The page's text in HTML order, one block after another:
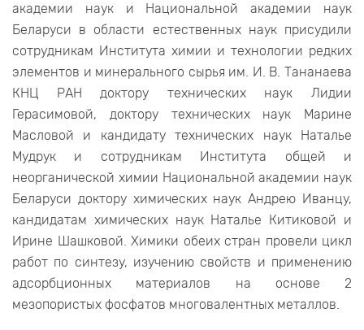
академии наук и Национальной академии наук
Беларуси в области естественных наук присудили
сотрудникам Института химии и технологии редких
элементов и минерального сырья им. И. В. Тананаева
КНЦ РАН доктору технических наук Лидии
Герасимовой, доктору технических наук Марине
Масловой и кандидату технических наук Наталье
Мудрук и сотрудникам Института общей и
неорганической химии Национальной академии наук
Беларуси доктору химических наук Андрею Иванцу,
кандидатам химических наук Наталье Китиковой и
Ирине Шашковой. Химики обеих стран провели цикл
работ по синтезу, изучению свойств и применению
адсорбционных материалов на основе 2
мезопористых фосфатов многовалентных металлов.